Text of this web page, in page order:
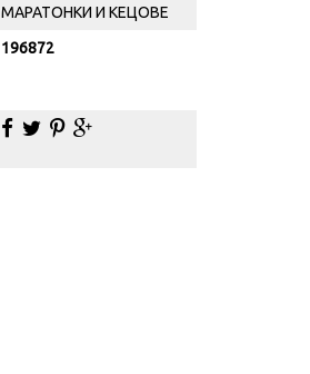
МАРАТОНКИ И КЕЦОВЕ
196872